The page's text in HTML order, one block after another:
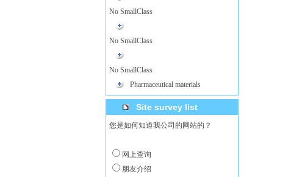
No SmallClass
No SmallClass
No SmallClass
Pharmaceutical materials
Site survey list
您是如何知道我公司的网站的？
网上查询
朋友介绍